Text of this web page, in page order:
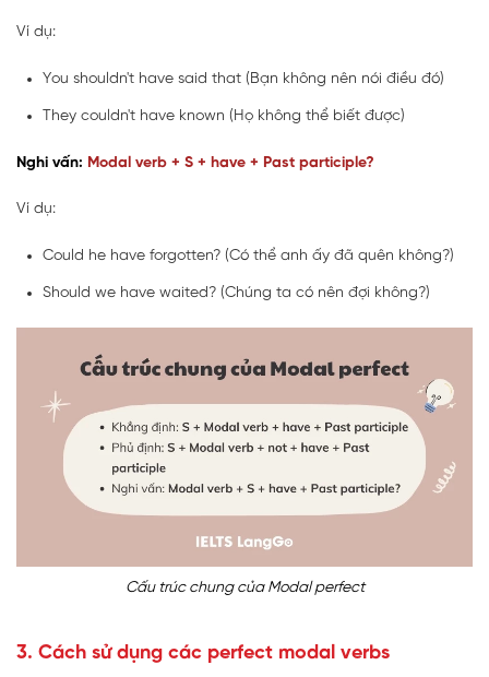
Ví dụ:
You shouldn't have said that (Bạn không nên nói điều đó)
They couldn't have known (Họ không thể biết được)
Nghi vấn: Modal verb + S + have + Past participle?
Ví dụ:
Could he have forgotten? (Có thể anh ấy đã quên không?)
Should we have waited? (Chúng ta có nên đợi không?)
Cấu trúc chung của Modal perfect
3. Cách sử dụng các perfect modal verbs